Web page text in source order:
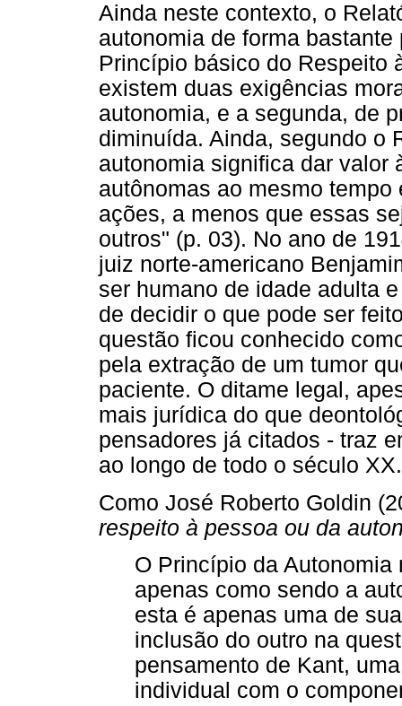
Ainda neste contexto, o
autonomia de forma
Princípio básico do Respeito
existem duas exigências
autonomia, e a segunda, de
diminuída. Ainda, segundo o
autonomia significa dar valor
autônomas ao mesmo
ações, a menos que essas
outros" (p. 03). No ano de
juiz norte-americano
ser humano de idade adulta
de decidir o que pode ser
questão ficou conhecido
pela extração de um tumor
paciente. O ditame legal,
mais jurídica do que
pensadores já citados - traz
ao longo de todo o século XX.
Como José Roberto Goldin
respeito à pessoa ou da
O Princípio da
apenas como sendo a
esta é apenas uma de
inclusão do outro na
pensamento de Kant,
individual com o